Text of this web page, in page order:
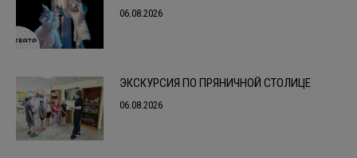
06.08.2026
ЭКСКУРСИЯ ПО ПРЯНИЧНОЙ СТОЛИЦЕ
06.08.2026